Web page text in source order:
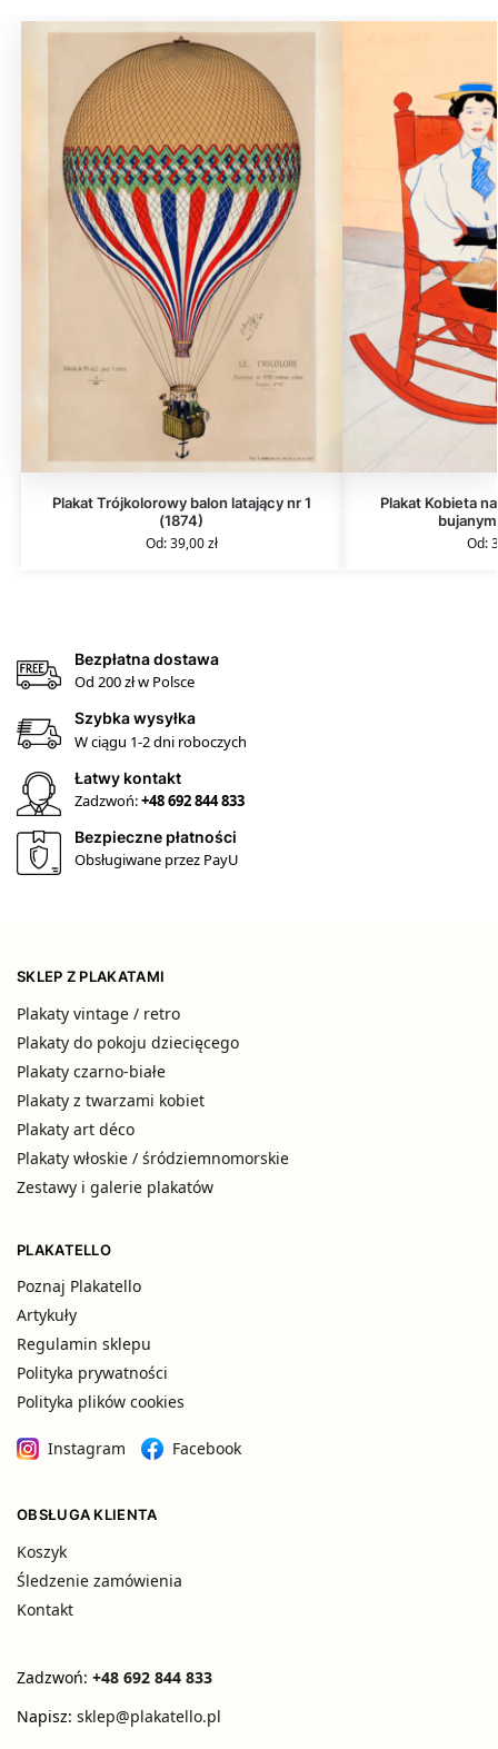
Plakat Trójkolorowy balon latający nr 1
(1874)
Od:39,00zł
Plakat Kobieta
Od:
Bezpłatna dostawa
Od 200 zł w Polsce
Szybka wysyłka
W ciągu 1-2 dni roboczych
Łatwy kontakt
Zadzwoń:+48 692 844 833
Bezpieczne płatności
Obsługiwane przez PayU
SKLEP Z PLAKATAMI
Plakaty vintage / retro
Plakaty do pokoju dziecięcego
Plakaty czarno-białe
Plakaty z twarzami kobiet
Plakaty art déco
Plakaty włoskie / śródziemnomorskie
Zestawy i galerie plakatów
PLAKATELLO
Poznaj Plakatello
Artykuły
Regulamin sklepu
Polityka prywatności
Polityka plików cookies
Instagram Facebook
OBSŁUGA KLIENTA
Koszyk
Śledzenie zamówienia
Kontakt
Zadzwoń: +48 692 844 833
Napisz: sklep@plakatello.pl